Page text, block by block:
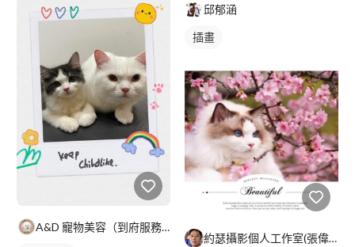
A&D 寵物美容（到府服務）
邱郁涵
插畫
約瑟攝影個人工作室(張偉銘）